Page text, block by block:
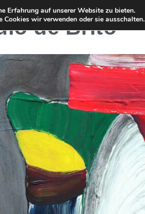
de Brito
Erfahrung auf unserer Website zu bieten.
Cookies wir verwenden oder sie ausschalten.